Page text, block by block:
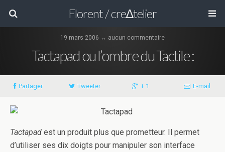
Florent / cre∆telier
19 mars 2006 ↔ aucun commentaire
Tactapad ou l’ombre du Tactile :
Partager Tweeter + 1 E-mail
Tactapad est un produit plus que prometteur. Il permet
d’utiliser ses dix doigts pour manipuler son interface